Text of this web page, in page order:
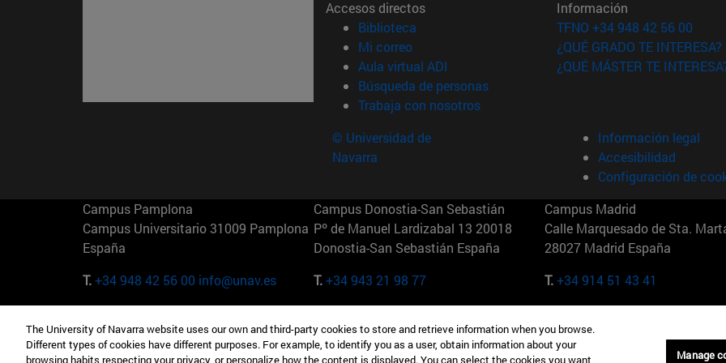
Accesos directos
Biblioteca (abre en nueva ventana)
Mi correo(abre en nueva ventana)
Aula virtual ADI (abre en nueva ventana)
Búsqueda de personas(abre en nueva ventana)
Trabaja con nosotros(abre en nueva ventana)
Información
TFNO +34 948 42 56 00
¿QUÉ GRADO TE INTERESA?
¿QUÉ MÁSTER TE
© Universidad de
Navarra
Información legal
Accesibilidad
Configuración de
Campus Pamplona
Campus Universitario 31009 Pamplona
España
T.+34 948 42 56 00 info@unav.es
Campus Donostia-San Sebastián
Pº de Manuel Lardizabal 13 20018
Donostia-San Sebastián España
T.+34 943 21 98 77
Campus Madrid
Calle Marquesado de Sta.
28027 Madrid España
T.+34 914 51 43 41
Camino del Cerro Águila 3 28023
Madrid España
165 W 57th St 10019-2201 Nueva York
EE.UU
Maria-Theresia-Straße 15
Múnich Alemania
The University of Navarra website uses our own and third-party cookies to store and retrieve information when you browse.
Different types of cookies have different purposes. For example, to identify you as a user, obtain information about your
browsing habits respecting your privacy, or personalize how the content is displayed. You can select the cookies you want
Manage